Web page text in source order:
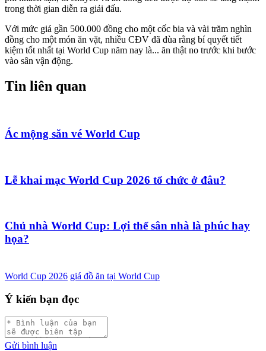
trong thời gian diễn ra giải đấu.
Với mức giá gần 500.000 đồng cho một cốc bia và vài trăm nghìn
đồng cho một món ăn vặt, nhiều CĐV đã đùa rằng bí quyết tiết
kiệm tốt nhất tại World Cup năm nay là... ăn thật no trước khi bước
vào sân vận động.
Tin liên quan
Ác mộng săn vé World Cup
Lễ khai mạc World Cup 2026 tổ chức ở đâu?
Chủ nhà World Cup: Lợi thế sân nhà là phúc hay
họa?
World Cup 2026 giá đồ ăn tại World Cup
Ý kiến bạn đọc
Gửi bình luận